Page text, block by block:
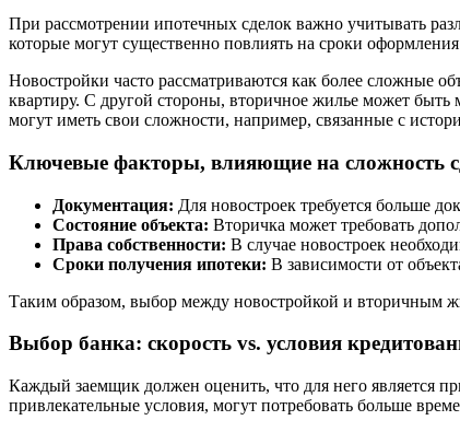
При рассмотрении ипотечных сделок важно учитывать
которые могут существенно повлиять на сроки
Новостройки часто рассматриваются как более сложные
квартиру. С другой стороны, вторичное жилье может
могут иметь свои сложности, например, связанные с
Ключевые факторы, влияющие на сложность
Документация: Для новостроек требуется больше
Состояние объекта: Вторичка может требовать
Права собственности: В случае новостроек
Сроки получения ипотеки: В зависимости от
Таким образом, выбор между новостройкой и вторичным
Выбор банка: скорость vs. условия
Каждый заемщик должен оценить, что для него является
привлекательные условия, могут потребовать больше